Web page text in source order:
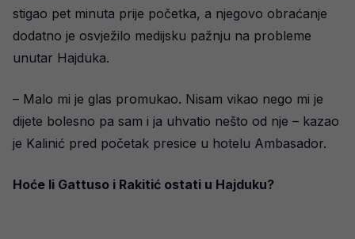
stigao pet minuta prije početka, a njegovo obraćanje
dodatno je osvježilo medijsku pažnju na probleme
unutar Hajduka.
– Malo mi je glas promukao. Nisam vikao nego mi je
dijete bolesno pa sam i ja uhvatio nešto od nje – kazao
je Kalinić pred početak presice u hotelu Ambasador.
Hoće li Gattuso i Rakitić ostati u Hajduku?